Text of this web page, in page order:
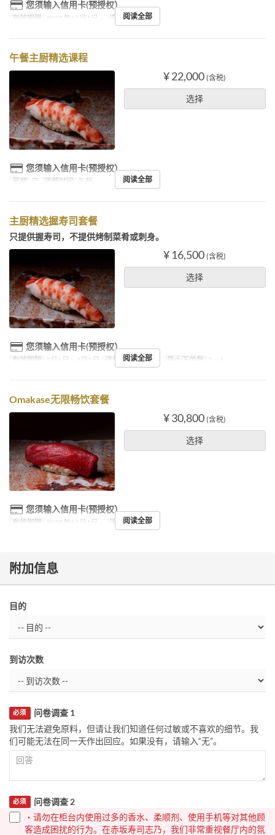
您须输入信用卡(预授权）
有效期限 2025年11月1日 ~ 进餐时间 晚餐
阅读全部
午餐主厨精选课程
¥ 22,000 (含税)
选择
您须输入信用卡(预授权）
星期 日 进餐时间 午餐 阅读全部
主厨精选握寿司套餐
只提供握寿司，不提供烤制菜肴或刺身。
¥ 16,500 (含税)
选择
您须输入信用卡(预授权）
有效期限 2月6日 ~ 4月1日 进餐时间 下午茶 最大下单数 2 ~ 4
阅读全部
Omakase无限畅饮套餐
¥ 30,800 (含税)
选择
您须输入信用卡(预授权）
有效期限 2025年11月1日 ~ 进餐时间 晚餐
阅读全部
附加信息
目的
到访次数
问卷调查 1
必须
我们无法避免原料，但请让我们知道任何过敏或不喜欢的细节。我
们可能无法在同一天作出回应。如果没有，请输入“无”。
问卷调查 2
必须
・请勿在柜台内使用过多的香水、柔顺剂、使用手机等对其他顾
客造成困扰的行为。在赤坂寿司志乃，我们非常重视餐厅内的氛